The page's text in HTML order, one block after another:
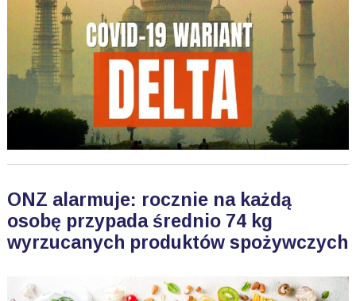
ONZ alarmuje: rocznie na każdą
osobę przypada średnio 74 kg
wyrzucanych produktów spożywczych